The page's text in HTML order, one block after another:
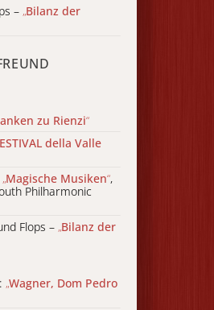
– „Bilanz der
zu Rienzi“
della Valle
„Magische Musiken“,
Philharmonic
Flops – „Bilanz der
„Wagner, Dom Pedro